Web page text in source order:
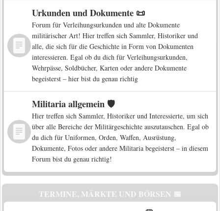
Urkunden und Dokumente 📜
Forum für Verleihungsurkunden und alte Dokumente
militärischer Art! Hier treffen sich Sammler, Historiker und
alle, die sich für die Geschichte in Form von Dokumenten
interessieren. Egal ob du dich für Verleihungsurkunden,
Wehrpässe, Soldbücher, Karten oder andere Dokumente
begeisterst – hier bist du genau richtig
Militaria allgemein 🛡️
Hier treffen sich Sammler, Historiker und Interessierte, um sich
über alle Bereiche der Militärgeschichte auszutauschen. Egal ob
du dich für Uniformen, Orden, Waffen, Ausrüstung,
Dokumente, Fotos oder andere Militaria begeisterst – in diesem
Forum bist du genau richtig!
TERMINE, MÄRKTE UND BÖRSEN 📅